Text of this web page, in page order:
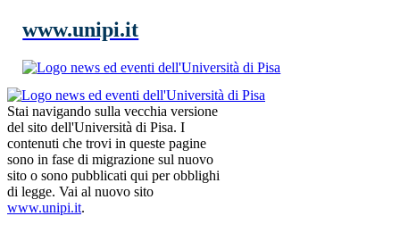
www.unipi.it
Stai navigando sulla vecchia versione
del sito dell'Università di Pisa. I
contenuti che trovi in queste pagine
sono in fase di migrazione sul nuovo
sito o sono pubblicati qui per obblighi
di legge. Vai al nuovo sito
www.unipi.it.